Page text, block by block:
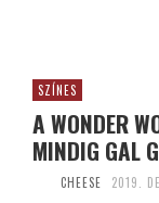
SZÍNES
A WONDER
MINDIG GAL
CHEESE 2019.